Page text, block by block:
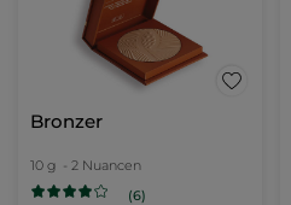
Bronzer
10 g - 2 Nuancen
(6)